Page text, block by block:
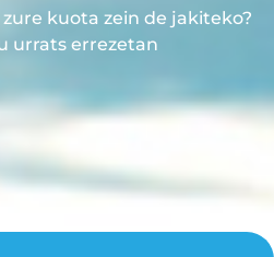
kuota zein de jakiteko?
urrats errezetan